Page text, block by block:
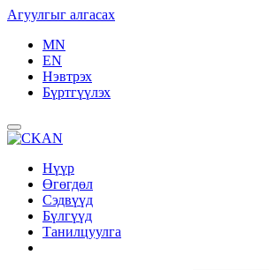
Агуулгыг алгасах
MN
EN
Нэвтрэх
Бүртгүүлэх
Нүүр
Өгөгдөл
Сэдвүүд
Бүлгүүд
Танилцуулга